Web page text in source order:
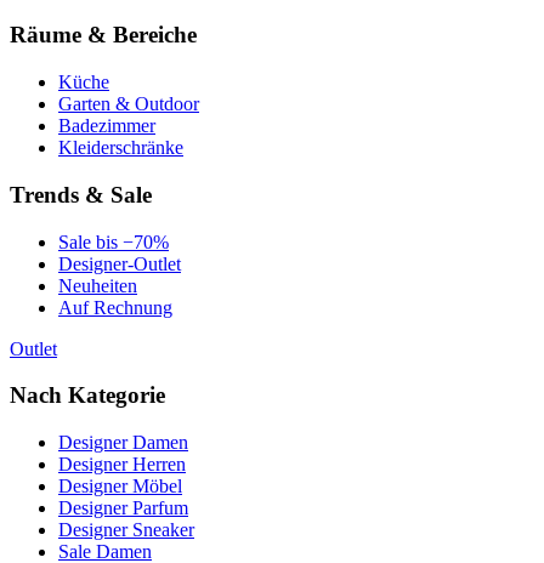
Räume & Bereiche
Küche
Garten & Outdoor
Badezimmer
Kleiderschränke
Trends & Sale
Sale bis −70%
Designer-Outlet
Neuheiten
Auf Rechnung
Outlet
Nach Kategorie
Designer Damen
Designer Herren
Designer Möbel
Designer Parfum
Designer Sneaker
Sale Damen